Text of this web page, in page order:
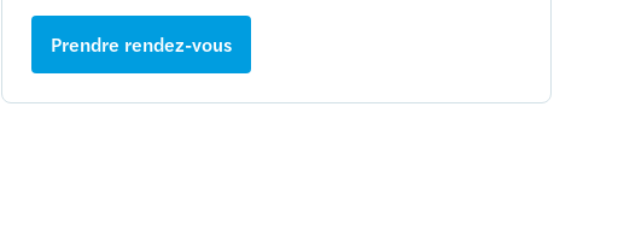
Prendre rendez-vous